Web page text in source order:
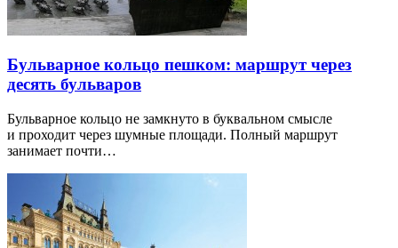
Бульварное кольцо пешком: маршрут через
десять бульваров
Бульварное кольцо не замкнуто в буквальном смысле
и проходит через шумные площади. Полный маршрут
занимает почти…